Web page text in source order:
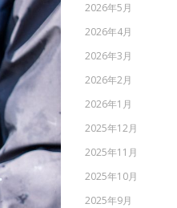
2026年5月
2026年4月
2026年3月
2026年2月
2026年1月
2025年12月
2025年11月
2025年10月
2025年9月